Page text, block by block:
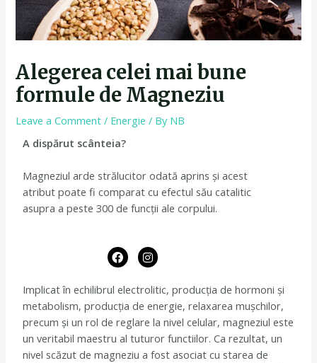
Alegerea celei mai bune
formule de Magneziu
Leave a Comment / Energie / By NB
A dispărut scânteia?
Magneziul arde strălucitor odată aprins și acest
atribut poate fi comparat cu efectul său catalitic
asupra a peste 300 de funcții ale corpului.
F
a
e
b
o
o
k
I
n
t
a
g
r
a
m
Implicat în echilibrul electrolitic, producția de hormoni și
metabolism, producția de energie, relaxarea mușchilor,
precum și un rol de reglare la nivel celular, magneziul este
un veritabil maestru al tuturor functiilor. Ca rezultat, un
nivel scăzut de magneziu a fost asociat cu starea de